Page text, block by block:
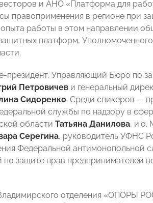
и АНО «Платформа для
правоприменения в регионе при
работы в этом направлении
платформ,
президент, Управляющий Бюро по
Петровичев и генеральный
Сидоренко. Среди спикеров —
службы по надзору в
области Татьяна Данилова, и.о.
Серегина, руководитель УФНС
Федеральной антимонопольной
по защите прав предпринимателей
отделения «ОПОРЫ